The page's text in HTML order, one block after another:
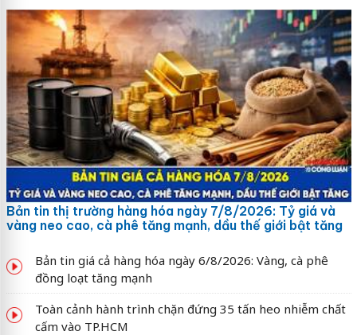
Bản tin thị trường hàng hóa ngày 7/8/2026: Tỷ giá và
vàng neo cao, cà phê tăng mạnh, dầu thế giới bật tăng
Bản tin giá cả hàng hóa ngày 6/8/2026: Vàng, cà phê
đồng loạt tăng mạnh
Toàn cảnh hành trình chặn đứng 35 tấn heo nhiễm chất
cấm vào TP.HCM